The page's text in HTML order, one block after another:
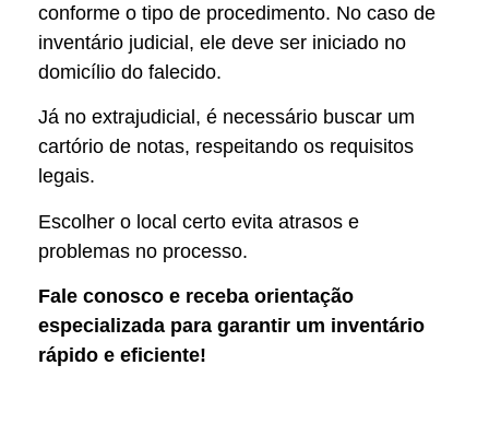
conforme o tipo de procedimento. No caso de
inventário judicial, ele deve ser iniciado no
domicílio do falecido.
Já no extrajudicial, é necessário buscar um
cartório de notas, respeitando os requisitos
legais.
Escolher o local certo evita atrasos e
problemas no processo.
Fale conosco e receba orientação
especializada para garantir um inventário
rápido e eficiente!